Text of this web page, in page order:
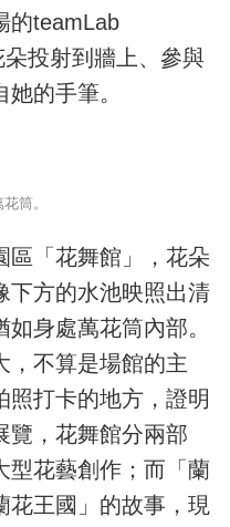
的teamLab
投射到牆上、參與
的手筆。
筒。
區「花舞館」，花朵
下方的水池映照出清
身處萬花筒內部。
，不算是場館的主
照打卡的地方，證明
覽，花舞館分兩部
型花藝創作；而「蘭
花王國」的故事，現